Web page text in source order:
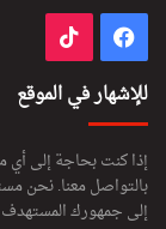
فيسبوك
للإشهار في الموقع
إذا كنت بحاجة إلى أي
بالتواصل معنا. نحن
إلى جمهورك المستهدف